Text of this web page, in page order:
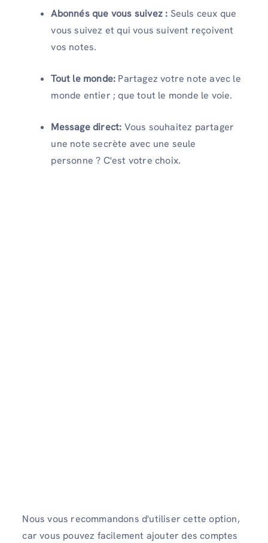
Abonnés que vous suivez : Seuls ceux que
vous suivez et qui vous suivent reçoivent
vos notes.
Tout le monde: Partagez votre note avec le
monde entier ; que tout le monde le voie.
Message direct: Vous souhaitez partager
une note secrète avec une seule
personne ? C'est votre choix.
Nous vous recommandons d'utiliser cette option,
car vous pouvez facilement ajouter des comptes